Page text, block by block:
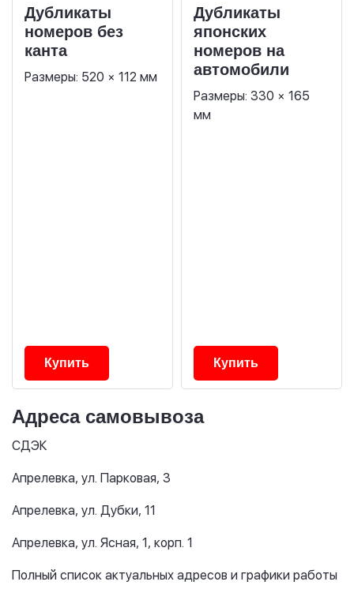
Дубликаты
номеров без
канта
Размеры: 520 × 112 мм
Купить
Дубликаты
японских
номеров на
автомобили
Размеры: 330 × 165
мм
Купить
Адреса самовывоза
СДЭК
Апрелевка, ул. Парковая, 3
Апрелевка, ул. Дубки, 11
Апрелевка, ул. Ясная, 1, корп. 1
Полный список актуальных адресов и графики работы